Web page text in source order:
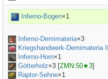
Inferno-Bogen×1
Inferno-Demimateria×3
Kriegshandwerk-Demimateria III
Inferno-Horn×1
Götterholz×3 [ZMN:50★3]
Raptor-Sehne×1